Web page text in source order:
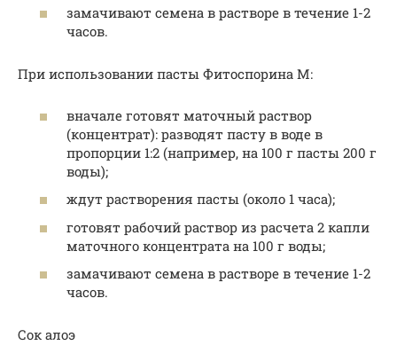
замачивают семена в растворе в течение 1-2
часов.
При использовании пасты Фитоспорина М:
вначале готовят маточный раствор
(концентрат): разводят пасту в воде в
пропорции 1:2 (например, на 100 г пасты 200 г
воды);
ждут растворения пасты (около 1 часа);
готовят рабочий раствор из расчета 2 капли
маточного концентрата на 100 г воды;
замачивают семена в растворе в течение 1-2
часов.
Сок алоэ